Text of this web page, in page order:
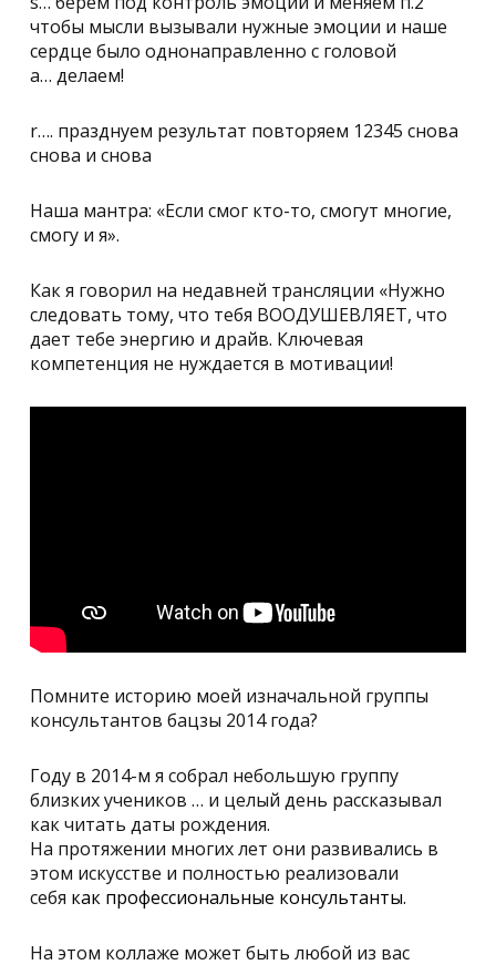
чтобы мысли вызывали нужные эмоции и наше
сердце было однонаправленно с головой
a… делаем!
r…. празднуем результат повторяем 12345 снова
снова и снова
Наша мантра: «Если смог кто-то, смогут многие,
смогу и я».
Как я говорил на недавней трансляции «Нужно
следовать тому, что тебя ВООДУШЕВЛЯЕТ, что
дает тебе энергию и драйв. Ключевая
компетенция не нуждается в мотивации!
Помните историю моей изначальной группы
консультантов бацзы 2014 года?
Году в 2014-м я собрал небольшую группу
близких учеников … и целый день рассказывал
как читать даты рождения.
На протяжении многих лет они развивались в
этом искусстве и полностью реализовали
себя как профессиональные консультанты.
На этом коллаже может быть любой из вас